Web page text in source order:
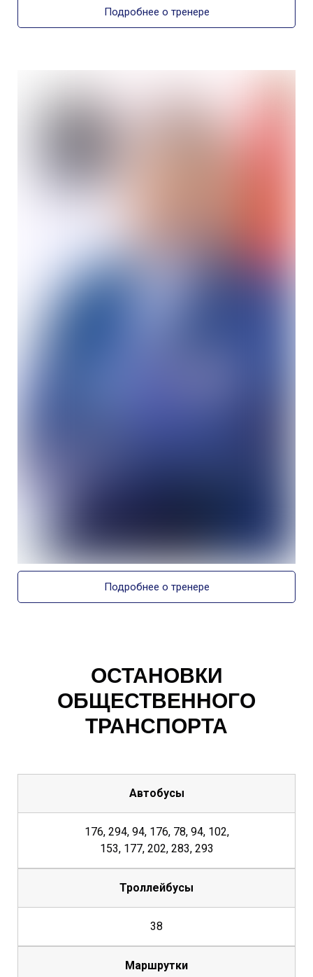
Подробнее о тренере
Подробнее о тренере
ОСТАНОВКИ
ОБЩЕСТВЕННОГО
ТРАНСПОРТА
Автобусы
176, 294, 94, 176, 78, 94, 102,
153, 177, 202, 283, 293
Троллейбусы
38
Маршрутки